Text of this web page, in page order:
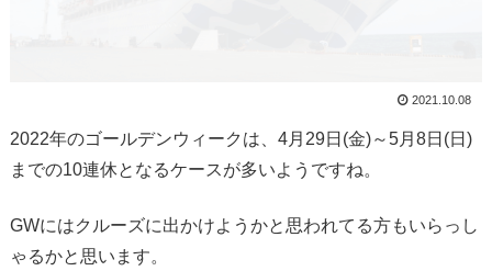
2021.10.08
2022年のゴールデンウィークは、4月29日(金)～5月8日(日)
までの10連休となるケースが多いようですね。
GWにはクルーズに出かけようかと思われてる方もいらっし
ゃるかと思います。